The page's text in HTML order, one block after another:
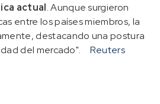
actual. Aunque surgieron
entre los países miembros, la
destacando una postura
del mercado".
Reuters